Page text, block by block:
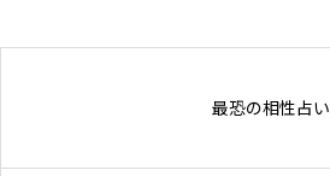
最恐の相性占い